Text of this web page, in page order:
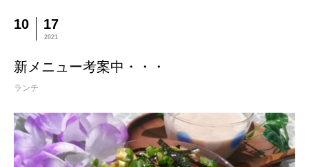
10 17
2021
新メニュー考案中・・・
ランチ